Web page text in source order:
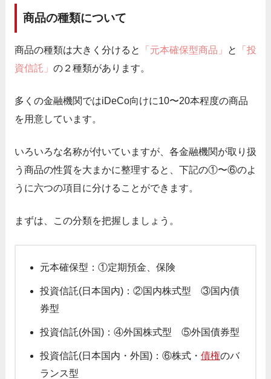
商品の種類について
商品の種類は大きく分けると 「元本確保型商品」 と
「投
資信託」 の２種類があります。
多くの金融機関ではiDeCo向けに10〜20本程度の商品
を用意しています。
いろいろな名称が付いていますが、各金融機関が取り扱
う商品の性質を大まかに整理すると、下記の①〜⑥のよ
うに六つの項目に分けることができます。
まずは、この分類を把握しましょう。
元本確保型：①定期預金、保険
投資信託(日本国内)：②国内株式型 ③国内債
券型
投資信託(外国)：④外国株式型 ⑤外国債券型
投資信託(日本国内・外国)：⑥株式・ 債権のバ
ランス型